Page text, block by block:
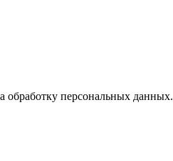
обработку персональных данных.